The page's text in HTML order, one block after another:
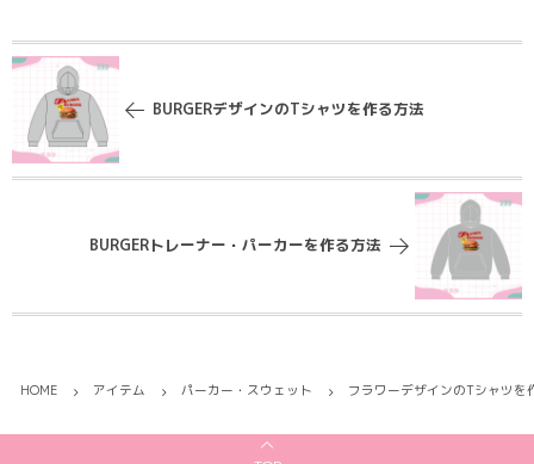
BURGERデザインのTシャツを作る方法
BURGERトレーナー・パーカーを作る方法
HOME アイテム パーカー・スウェット フラワーデザインのTシャツを